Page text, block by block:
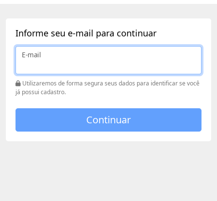
Informe seu e-mail para continuar
E-mail
Utilizaremos de forma segura seus dados para identificar se você
já possui cadastro.
Continuar